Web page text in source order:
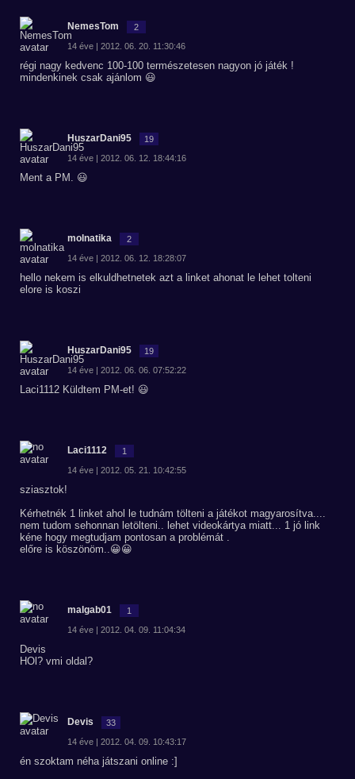
NemesTom 2
14 éve | 2012. 06. 20. 11:30:46
régi nagy kedvenc 100-100 természetesen nagyon jó játék !
mindenkinek csak ajánlom 😃
HuszarDani95 19
14 éve | 2012. 06. 12. 18:44:16
Ment a PM. 😃
molnatika 2
14 éve | 2012. 06. 12. 18:28:07
hello nekem is elkuldhetnetek azt a linket ahonat le lehet tolteni
elore is koszi
HuszarDani95 19
14 éve | 2012. 06. 06. 07:52:22
Laci1112 Küldtem PM-et! 😃
Laci1112 1
14 éve | 2012. 05. 21. 10:42:55
sziasztok!
Kérhetnék 1 linket ahol le tudnám tölteni a játékot magyarosítva....
nem tudom sehonnan letölteni.. lehet videokártya miatt... 1 jó link
kéne hogy megtudjam pontosan a problémát .
előre is köszönöm..😀😀
malgab01 1
14 éve | 2012. 04. 09. 11:04:34
Devis
HOl? vmi oldal?
Devis 33
14 éve | 2012. 04. 09. 10:43:17
én szoktam néha játszani online :]